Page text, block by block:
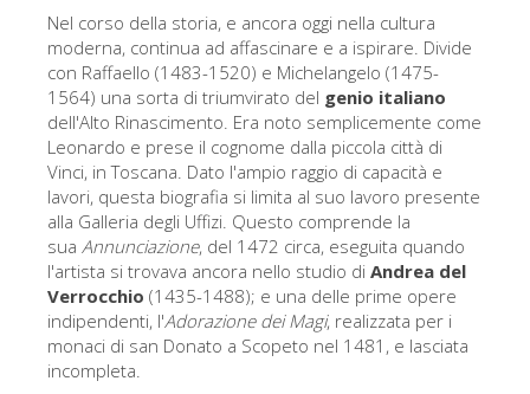
Museo nazionale del Bargello
Galleria dell'Accademia
Galleria Palatina
Museo delle Cappelle Medicee
Museo di san Marco
Museo Archeologico
Opificio delle pietre dure
Museo Galileo
Nel corso della storia, e ancora oggi nella cultura
moderna, continua ad affascinare e a ispirare. Divide
con Raffaello (1483-1520) e Michelangelo (1475-
1564) una sorta di triumvirato del genio italiano
dell'Alto Rinascimento. Era noto semplicemente come
Leonardo e prese il cognome dalla piccola città di
Vinci, in Toscana. Dato l'ampio raggio di capacità e
lavori, questa biografia si limita al suo lavoro presente
alla Galleria degli Uffizi. Questo comprende la
sua Annunciazione, del 1472 circa, eseguita quando
l'artista si trovava ancora nello studio di Andrea del
Verrocchio (1435-1488); e una delle prime opere
indipendenti, l'Adorazione dei Magi, realizzata per i
monaci di san Donato a Scopeto nel 1481, e lasciata
incompleta.